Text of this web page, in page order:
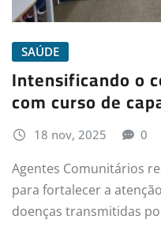
SAÚDE
Intensificando o
com curso de
18 nov, 2025 0
Agentes Comunitários
para fortalecer a
doenças transmitidas